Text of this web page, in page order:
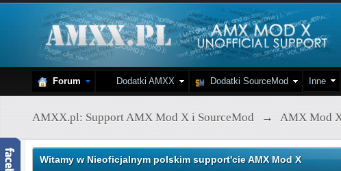
Forum Dodatki AMXX Dodatki SourceMod Inne
AMXX.pl: Support AMX Mod X i SourceMod → AMX Mod
Witamy w Nieoficjalnym polskim support'cie AMX Mod X